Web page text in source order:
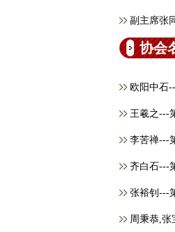
副主席张
协会
欧阳中石
王羲之---
李苦禅---
齐白石---
张裕钊---
周秉恭,张